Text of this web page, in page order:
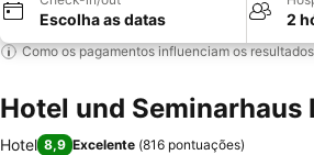
Escolha as datas 2
Como os pagamentos influenciam os resultados
Hotel und Seminarhaus
Hotel 8,9 Excelente (816 pontuações)